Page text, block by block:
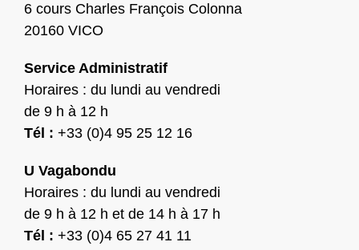
6 cours Charles François Colonna
20160 VICO
Service Administratif
Horaires : du lundi au vendredi
de 9 h à 12 h
Tél : +33 (0)4 95 25 12 16
U Vagabondu
Horaires : du lundi au vendredi
de 9 h à 12 h et de 14 h à 17 h
Tél : +33 (0)4 65 27 41 11